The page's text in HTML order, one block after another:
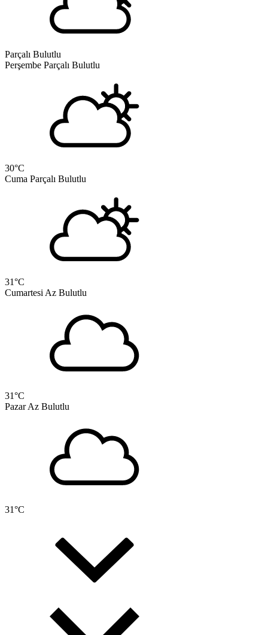
Parçalı Bulutlu
Perşembe Parçalı Bulutlu
30°C
Cuma Parçalı Bulutlu
31°C
Cumartesi Az Bulutlu
31°C
Pazar Az Bulutlu
31°C